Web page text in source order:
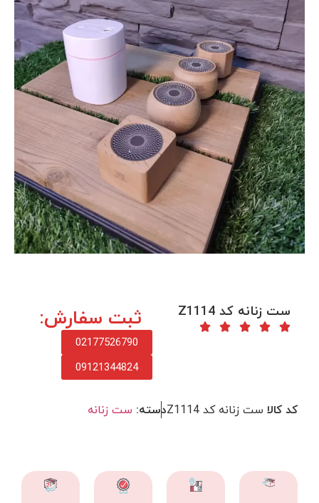
ست زنانه کد Z1114 ثبت سفارش:
02177526790
09121344824
کد کالا ست زنانه کد Z1114 دسته: ست زنانه